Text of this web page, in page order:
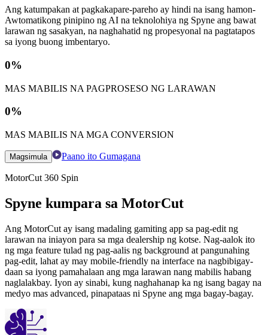
Ang katumpakan at pagkakapare-pareho ay hindi na isang hamon-
Awtomatikong pinipino ng AI na teknolohiya ng Spyne ang bawat
larawan ng sasakyan, na naghahatid ng propesyonal na pagtatapos
sa iyong buong imbentaryo.
0%
MAS MABILIS NA PAGPROSESO NG LARAWAN
0%
MAS MABILIS NA MGA CONVERSION
Magsimula Paano ito Gumagana
MotorCut 360 Spin
Spyne kumpara sa MotorCut
Ang MotorCut ay isang madaling gamiting app sa pag-edit ng
larawan na iniayon para sa mga dealership ng kotse. Nag-aalok ito
ng mga feature tulad ng pag-aalis ng background at pangunahing
pag-edit, lahat ay may mobile-friendly na interface na nagbibigay-
daan sa iyong pamahalaan ang mga larawan nang mabilis habang
naglalakbay. Iyon ay sinabi, kung naghahanap ka ng isang bagay na
medyo mas advanced, pinapataas ni Spyne ang mga bagay-bagay.